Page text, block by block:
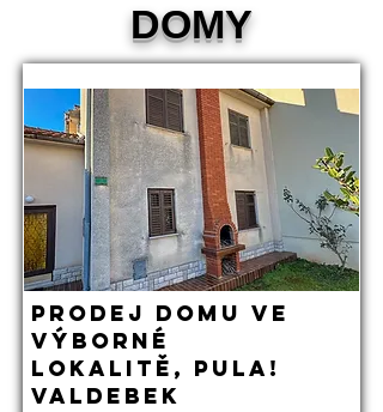
DOMY
Prodej domu ve
výborné
lokalitě, Pula!
Valdebek